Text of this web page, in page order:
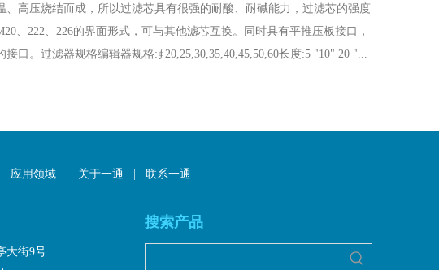
高压烧结而成，所以过滤芯具有很强的耐酸、耐碱能力，过滤芯的强度
、222、226的界面形式，可与其他滤芯互换。同时具有平推压板接口，
口。过滤器规格编辑器规格:∮20,25,30,35,40,45,50,60长度:5 "10" 20 "...
应用领域 关于一通 联系一通
大街9号
搜索产品